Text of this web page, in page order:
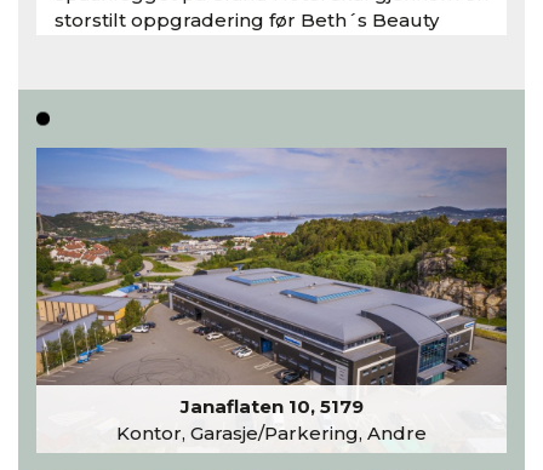
storstilt oppgradering før Beth´s Beauty
Les hele artikkelen
Janaflaten 10, 5179
Kontor, Garasje/Parkering, Andre